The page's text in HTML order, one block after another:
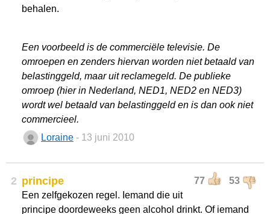
behalen.
Een voorbeeld is de commerciële televisie. De
omroepen en zenders hiervan worden niet betaald van
belastinggeld, maar uit reclamegeld. De publieke
omroep (hier in Nederland, NED1, NED2 en NED3)
wordt wel betaald van belastinggeld en is dan ook niet
commercieel.
Loraine - 13 juni 2010
2 77 53
principe
Een zelfgekozen regel. Iemand die uit
principe doordeweeks geen alcohol drinkt. Of iemand